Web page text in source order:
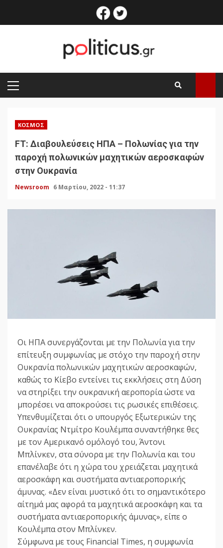
facebook
PRIMARY
MENU
ΚΌΣΜΟΣ
FT: Διαβουλεύσεις ΗΠΑ – Πολωνίας για την
παροχή πολωνικών μαχητικών αεροσκαφών
στην Ουκρανία
Newsroom 6 Μαρτίου, 2022 - 11:37
Οι ΗΠΑ συνεργάζονται με την Πολωνία για την
επίτευξη συμφωνίας με στόχο την παροχή στην
Ουκρανία πολωνικών μαχητικών αεροσκαφών,
καθώς το Κίεβο εντείνει τις εκκλήσεις στη Δύση
να στηρίξει την ουκρανική αεροπορία ώστε να
μπορέσει να αποκρούσει τις ρωσικές επιθέσεις.
Υπενθυμίζεται ότι ο υπουργός Εξωτερικών της
Ουκρανίας Ντμίτρο Κουλέμπα συναντήθηκε θες
με τον Αμερικανό ομόλογό του, Άντονι
Μπλίνκεν, στα σύνορα με την Πολωνία και του
επανέλαβε ότι η χώρα του χρειάζεται μαχητικά
αεροσκάφη και συστήματα αντιαεροπορικής
άμυνας. «Δεν είναι μυστικό ότι το σημαντικότερο
αίτημά μας αφορά τα μαχητικά αεροσκάφη και τα
συστήματα αντιαεροπορικής άμυνας», είπε ο
Κουλέμπα στον Μπλίνκεν.
Σύμφωνα με τους Financial Times, η συμφωνία